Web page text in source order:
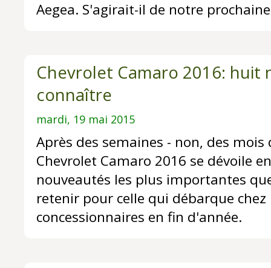
Aegea. S'agirait-il de notre
Chevrolet Camaro 2016: huit
connaître
mardi, 19 mai 2015
Après des semaines - non, des
Chevrolet Camaro 2016 se dévoile
nouveautés les plus importantes
retenir pour celle qui débarque chez
concessionnaires en fin d'année.